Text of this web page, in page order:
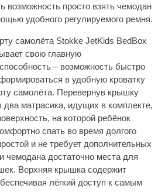
возможность просто взять чемодан
удобного регулируемого ремня.
самолёта Stokke JetKids BedBox
свою главную
– возможность быстро
в удобную кроватку
самолёта. Перевернув крышку
два матрасика, идущих в комплекте,
на которой ребёнок
спать во время долгого
и не требует дополнительных
чемодана достаточно места для
Верхняя крышка содержит
лёгкий доступ к самым